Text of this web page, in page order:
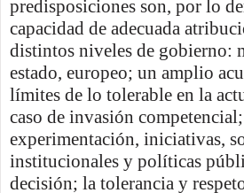
predisposiciones son, por lo
capacidad de adecuada
distintos niveles de gobierno:
estado, europeo; un amplio
límites de lo tolerable en la
caso de invasión
experimentación, iniciativas,
institucionales y políticas
decisión; la tolerancia y